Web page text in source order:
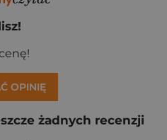
OPINIĘ
żadnych recenzji